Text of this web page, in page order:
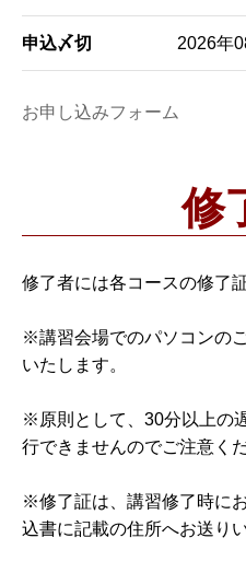
申込〆切 2026年
お申し込みフォーム
修
修了者には各コースの修了
※講習会場でのパソコンの
いたします。
※原則として、30分以上の
行できませんのでご注意くだ
※修了証は、講習修了時に
込書に記載の住所へお送り